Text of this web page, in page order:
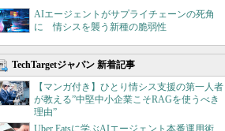
AIエージェントがサプライチェーンの死角
に 情シスを襲う新種の脆弱性
TechTargetジャパン 新着記事
【マンガ付き】ひとり情シス支援の第一人者
が教える”中堅中小企業こそRAGを使うべき
理由”
Uber Eatsに学ぶAIエージェント本番運用術